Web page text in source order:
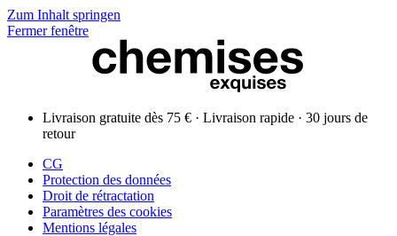
Zum Inhalt springen
Fermer fenêtre
Livraison gratuite dès 75 € · Livraison rapide · 30 jours de
retour
CG
Protection des données
Droit de rétractation
Paramètres des cookies
Mentions légales